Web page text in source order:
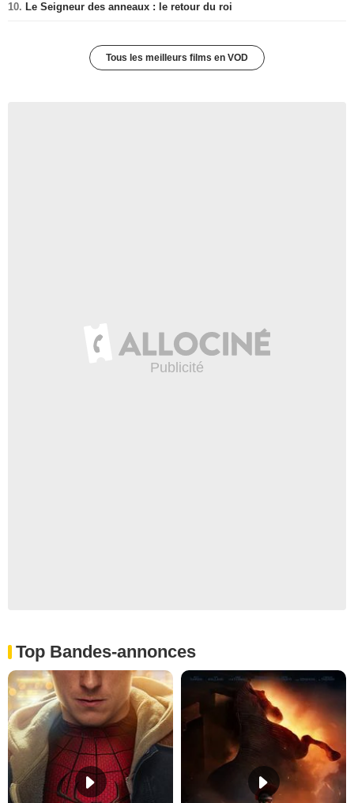
10. Le Seigneur des anneaux : le retour du roi
Tous les meilleurs films en VOD
Top Bandes-annonces